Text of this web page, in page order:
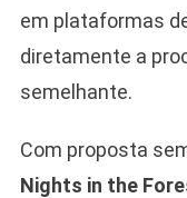
em plataformas
diretamente a
semelhante.
Com proposta
Nights in the